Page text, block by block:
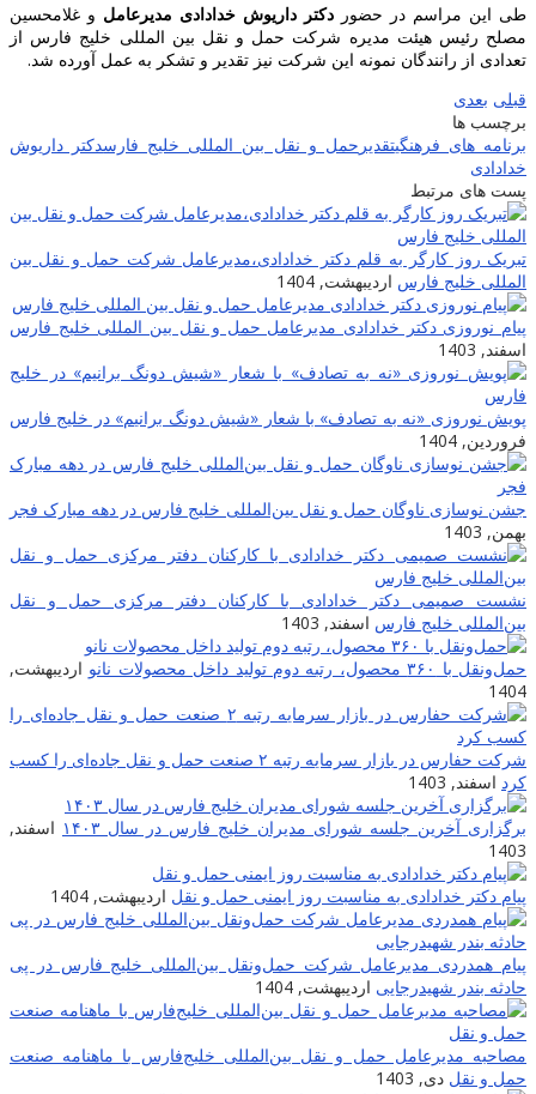
طی این مراسم در حضور دکتر داریوش خدادادی مدیرعامل و غلامحسین
مصلح رئیس هیئت مدیره شرکت حمل و نقل بین المللی خلیج فارس از
تعدادی از رانندگان نمونه این شرکت نیز تقدیر و تشکر به عمل آورده شد.
قبلی بعدی
برچسب ها
برنامه های فرهنگیتقدیر حمل و نقل بین المللی خلیج فارسدکتر داریوش
خدادادی
پست های مرتبط
تبریک روز کارگر به قلم دکتر خدادادی،مدیرعامل شرکت حمل و نقل بین
المللی خلیج فارس اردیبهشت, 1404
پیام نوروزی دکتر خدادادی مدیرعامل حمل و نقل بین المللی خلیج فارس
اسفند, 1403
پویش نوروزی «نه به تصادف» با شعار «شیش دونگ برانیم» در خلیج فارس
فروردین, 1404
جشن نوسازی ناوگان حمل و نقل بین‌المللی خلیج فارس در دهه مبارک فجر
بهمن, 1403
نشست صمیمی دکتر خدادادی با کارکنان دفتر مرکزی حمل و نقل
بین‌المللی خلیج فارس اسفند, 1403
حمل‌ونقل با ۳۶۰ محصول، رتبه دوم تولید داخل محصولات نانو
اردیبهشت,
1404
شرکت حفارس در بازار سرمایه رتبه ۲ صنعت حمل و نقل جاده‌ای را کسب
کرد اسفند, 1403
برگزاری آخرین جلسه شورای مدیران خلیج فارس در سال ۱۴۰۳
اسفند,
1403
پیام دکتر خدادادی به مناسبت روز ایمنی حمل و نقل اردیبهشت, 1404
پیام همدردی مدیرعامل شرکت حمل‌ونقل بین‌المللی خلیج فارس در پی
حادثه بندر شهیدرجایی اردیبهشت, 1404
مصاحبه مدیرعامل حمل و نقل بین‌المللی خلیج‌‌فارس با ماهنامه صنعت
حمل و نقل دی, 1403